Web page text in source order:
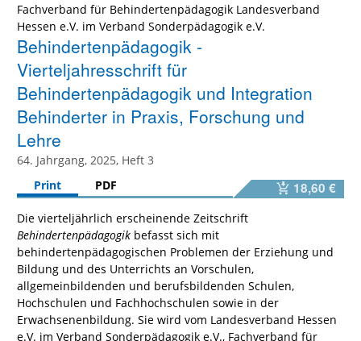
Fachverband für Behindertenpädagogik Landesverband
Hessen e.V. im Verband Sonderpädagogik e.V.
Behindertenpädagogik -
Vierteljahresschrift für
Behindertenpädagogik und Integration
Behinderter in Praxis, Forschung und
Lehre
64. Jahrgang, 2025, Heft 3
Print
PDF 18,60 €
Die vierteljährlich erscheinende Zeitschrift
Behindertenpädagogik befasst sich mit
behindertenpädagogischen Problemen der Erziehung und
Bildung und des Unterrichts an Vorschulen,
allgemeinbildenden und berufsbildenden Schulen,
Hochschulen und Fachhochschulen sowie in der
Erwachsenenbildung. Sie wird vom Landesverband Hessen
e.V. im Verband Sonderpädagogik e.V., Fachverband für